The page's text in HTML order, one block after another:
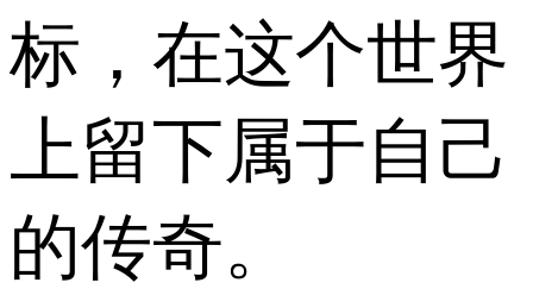
标，在这个世界
上留下属于自己
的传奇。